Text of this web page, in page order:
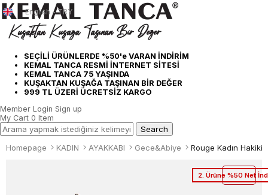
SEÇİLİ ÜRÜNLERDE %50'e VARAN İNDİRİM
KEMAL TANCA RESMİ İNTERNET SİTESİ
KEMAL TANCA 75 YAŞINDA
KUŞAKTAN KUŞAĞA TAŞINAN BİR DEĞER
999 TL ÜZERİ ÜCRETSİZ KARGO
English - TRY
Member Login Sign up
My Cart 0 Item
Homepage KADIN AYAKKABI Gece&Abiye
2. Ürüne %50 Net